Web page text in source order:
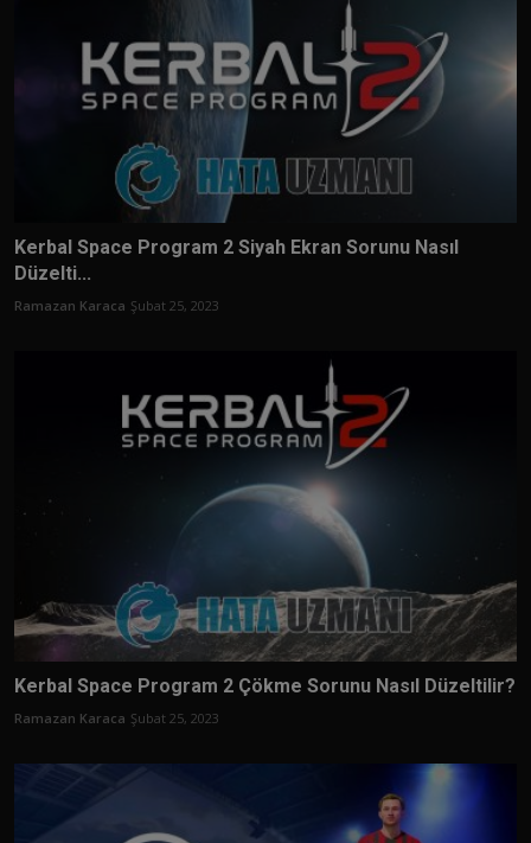
Kerbal Space Program 2 Siyah Ekran Sorunu Nasıl
Düzelti...
Ramazan Karaca Şubat 25, 2023
Kerbal Space Program 2 Çökme Sorunu Nasıl Düzeltilir?
Ramazan Karaca Şubat 25, 2023